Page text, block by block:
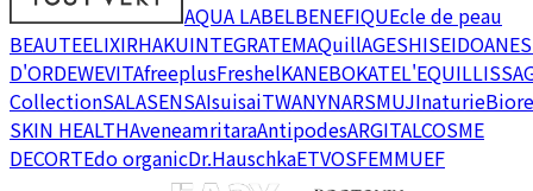
AQUA LABELBENEFIQUEcle de peau
BEAUTEELIXIRHAKUINTEGRATEMAQuillAGESHISEIDO
D'ORDEWEVITAfreeplusFreshelKANEBOKATEL'EQUIL
CollectionSALASENSAIsuisaiTWANYNARSMUJInaturieBiore
SKIN HEALTHAveneamritaraAntipodesARGITALCOSME
DECORTEdo organicDr.HauschkaETVOSFEMMUEF